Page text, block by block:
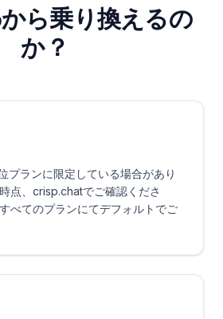
ら乗り換えるの
か？
プランに限定している場合があり
点、crisp.chatでご確認くださ
べてのプランにてデフォルトでご